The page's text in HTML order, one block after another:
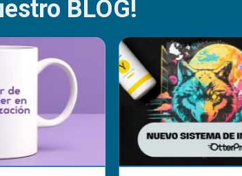
BLOG!